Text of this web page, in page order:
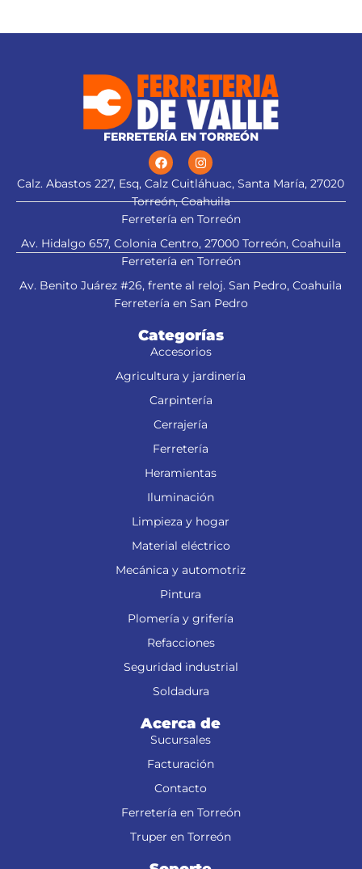
2X Más resistente a la
mecanismo y otorgarles un
FERRETERÍA EN TORREÓN
Calz. Abastos 227, Esq, Calz Cuitláhuac, Santa María, 27020
Torreón, Coahuila
Ferretería en Torreón
Av. Hidalgo 657, Colonia Centro, 27000 Torreón, Coahuila
Ferretería en Torreón
Av. Benito Juárez #26, frente al reloj. San Pedro, Coahuila
Ferretería en San Pedro
Categorías
Accesorios
Agricultura y jardinería
Carpintería
Cerrajería
Ferretería
Heramientas
Iluminación
Limpieza y hogar
Material eléctrico
Mecánica y automotriz
Pintura
Plomería y grifería
Refacciones
Seguridad industrial
Soldadura
Acerca de
Sucursales
Facturación
Contacto
Ferretería en Torreón
Truper en Torreón